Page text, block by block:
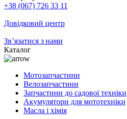
+38 (067) 726 33 11
Довідковий центр
Зв’язатися з нами
Каталог
Мотозапчастини
Велозапчастини
Запчастини до садової техніки
Акумулятори для мототехніки
Масла і хімія